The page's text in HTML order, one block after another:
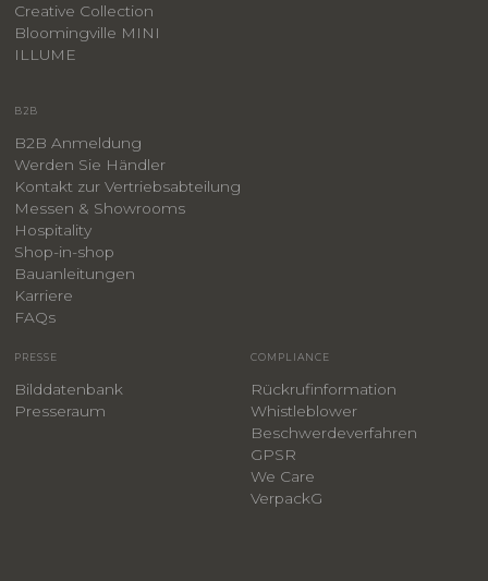
Creative Collection
Bloomingville MINI
ILLUME
B2B
B2B Anmeldung
Werden Sie Händler
Kontakt zur Vertriebsabteilung
Messen & Showrooms
Hospitality
Shop-in-shop
Bauanleitungen
​Karriere
FAQs
PRESSE
Bilddatenbank
Presseraum
COMPLIANCE
Rückrufinformation
Whistleblower
​Beschwerdeverfahren
GPSR
We Care
VerpackG